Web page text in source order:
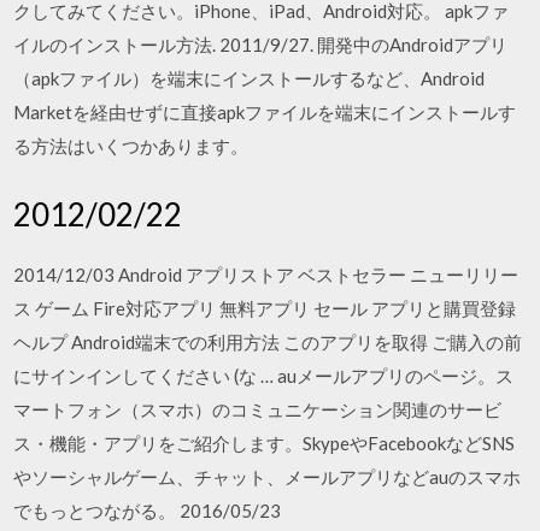
クしてみてください。iPhone、iPad、Android対応。 apkファ
イルのインストール方法. 2011/9/27. 開発中のAndroidアプリ
（apkファイル）を端末にインストールするなど、Android
Marketを経由せずに直接apkファイルを端末にインストールす
る方法はいくつかあります。
2012/02/22
2014/12/03 Android アプリストア ベストセラー ニューリリー
ス ゲーム Fire対応アプリ 無料アプリ セール アプリと購買登録
ヘルプ Android端末での利用方法 このアプリを取得 ご購入の前
にサインインしてください (な … auメールアプリのページ。ス
マートフォン（スマホ）のコミュニケーション関連のサービ
ス・機能・アプリをご紹介します。SkypeやFacebookなどSNS
やソーシャルゲーム、チャット、メールアプリなどauのスマホ
でもっとつながる。 2016/05/23